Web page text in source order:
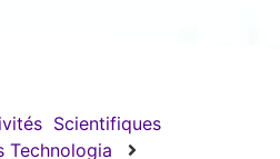
Scientifiques
Technologia